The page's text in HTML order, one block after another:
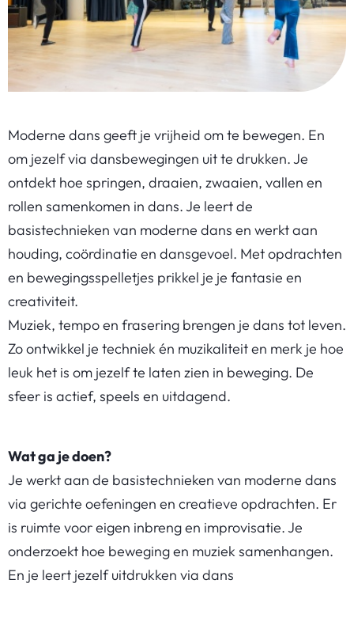
Moderne dans geeft je vrijheid om te bewegen. En
om jezelf via dansbewegingen uit te drukken. Je
ontdekt hoe springen, draaien, zwaaien, vallen en
rollen samenkomen in dans. Je leert de
basistechnieken van moderne dans en werkt aan
houding, coördinatie en dansgevoel. Met opdrachten
en bewegingsspelletjes prikkel je je fantasie en
creativiteit.
Muziek, tempo en frasering brengen je dans tot leven.
Zo ontwikkel je techniek én muzikaliteit en merk je hoe
leuk het is om jezelf te laten zien in beweging. De
sfeer is actief, speels en uitdagend.
Wat ga je doen?
Je werkt aan de basistechnieken van moderne dans
via gerichte oefeningen en creatieve opdrachten. Er
is ruimte voor eigen inbreng en improvisatie. Je
onderzoekt hoe beweging en muziek samenhangen.
En je leert jezelf uitdrukken via dans